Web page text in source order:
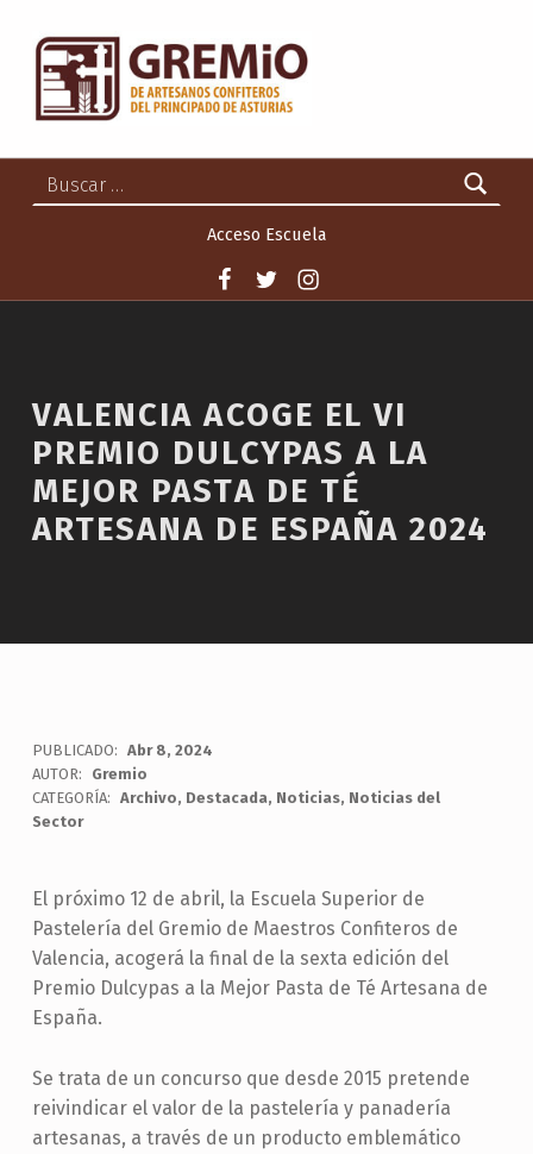
Buscar:
Acceso Escuela
Facebook
TwitterInstagram
VALENCIA ACOGE EL VI
PREMIO DULCYPAS A LA
MEJOR PASTA DE TÉ
ARTESANA DE ESPAÑA 2024
PUBLICADO: Abr 8, 2024
AUTOR:
Gremio
CATEGORÍA: Archivo, Destacada, Noticias, Noticias del
Sector
El próximo 12 de abril, la Escuela Superior de
Pastelería del Gremio de Maestros Confiteros de
Valencia, acogerá la final de la sexta edición del
Premio Dulcypas a la Mejor Pasta de Té Artesana de
España.
Se trata de un concurso que desde 2015 pretende
reivindicar el valor de la pastelería y panadería
artesanas, a través de un producto emblemático